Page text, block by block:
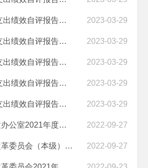
2022年度项目支出绩效自评报告（临聘人员支出经费项目） 2023-03-29
2022年度项目支出绩效自评报告（水利水电移民安置经费项目） 2023-03-29
2022年度项目支出绩效自评报告（大中型水利水电工程后期扶持委托业务经... 2023-03-29
2022年度项目支出绩效自评报告（保山市2021-2022年度大中型水库移民教育... 2023-03-29
2022年度项目支出绩效自评报告（大中型水库移民后期扶持稽查经费项目） 2023-03-29
保山市搬迁安置办公室2021年度部门决算 2022-09-27
保山市发展和改革委员会（本级）2021年度部门决算 2022-09-27